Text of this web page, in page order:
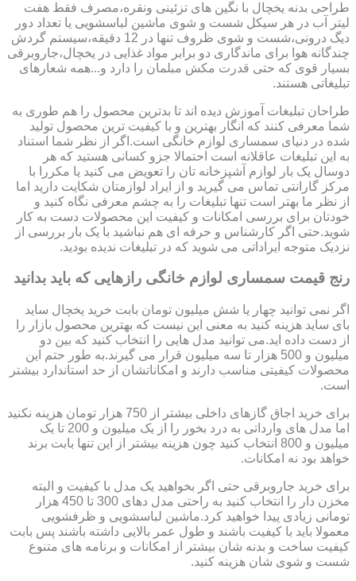
طراحی بدنه یخچال با نگین های تزئینی ونقره،مصرف فقط هفت
لیتر آب در هر سیکل شست و شوی ماشین لباسشویی یا تعداد دور
دیگ درونی،شست و شوی ظروف تنها در 12 دقیقه،سیستم گردش
چندگانه هوا برای ماندگاری دو برابر مواد غذایی در یخچال،جاروبرقی
بسیار قوی که حتی قدرت مکش مبلمان را دارد و...همه شعارهای
تبلیغاتی هستند.
طراحان تبلیغات آموزش دیده اند تا بدترین محصول را هم طوری به
شما معرفی کنند که انگار بهترین و با کیفیت ترین محصول تولید
شده در دنیای سمساری لوازم خانگی است.اگر از نظر شما استناد
به این تبلیغات عاقلانه است احتمالا جزو کسانی هستید که هر
دوسال یک بار لوازم آشپزخانه تان را تعویض می کنید یا مکررا با
مرکز گارانتی تماس می گیرید و از ایراد لوازمتان شکایت دارید اما
از نظر ما بهتر است تنها تبلیغات را به چشم معرفی نگاه کنید و
خودتان برای بررسی امکانات و کیفیت این محصولات دست به کار
شوید.حتی اگر کارشناس و حرفه ای هم نباشید با یک بار بررسی از
نزدیک متوجه ایراداتی می شوید که در تبلیغات ندیده بودید.
رنج قیمت سمساری لوازم خانگی رازهایی که باید بدانید
اگر نمی توانید چهار یا شش میلیون تومان بابت خرید یخچال ساید
بای ساید هزینه کنید به معنی این نیست که بهترین محصول بازار را
از دست داده اید.می توانید مدل هایی را انتخاب کنید که بین دو
میلیون و 500 هزار تا سه میلیون قرار می گیرند.به طور حتم این
محصولات کیفیتی مناسب دارند و امکاناتشان از حد استاندارد بیشتر
است.
برای خرید اجاق گازهای داخلی بیشتر از 750 هزار تومان هزینه نکنید
اما مدل های وارداتی به درد بخور را از یک میلیون و 200 تا یک
میلیون و 800 انتخاب کنید چون هزینه بیشتر از این تنها بابت برند
خواهد بود نه امکانات.
برای خرید جاروبرقی حتی اگر بخواهید یک مدل با کیفیت و البته
مخزن دار را انتخاب کنید به راحتی مدل دهای 300 تا 450 هزار
تومانی زیادی پیدا خواهید کرد.ماشین لباسشویی و ظرفشویی
معمولا باید با کیفیت باشند و طول عمر بالایی داشته باشند پس بابت
کیفیت ساخت و بدنه شان بیشتر از امکانات و برنامه های متنوع
شست و شوی شان هزینه کنید.